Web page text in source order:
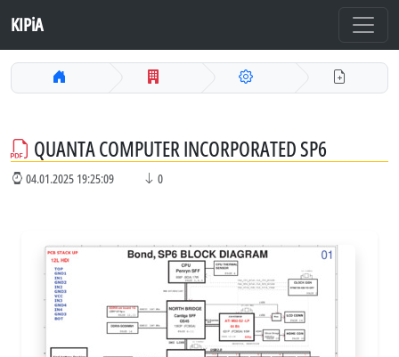
KIPiA
QUANTA COMPUTER INCORPORATED SP6
04.01.2025 19:25:09 0